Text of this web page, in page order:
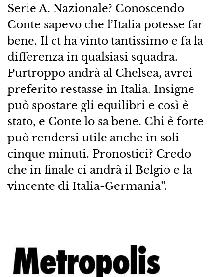
Serie A. Nazionale? Conoscendo
Conte sapevo che l’Italia potesse far
bene. Il ct ha vinto tantissimo e fa la
differenza in qualsiasi squadra.
Purtroppo andrà al Chelsea, avrei
preferito restasse in Italia. Insigne
può spostare gli equilibri e così è
stato, e Conte lo sa bene. Chi è forte
può rendersi utile anche in soli
cinque minuti. Pronostici? Credo
che in finale ci andrà il Belgio e la
vincente di Italia-Germania”.